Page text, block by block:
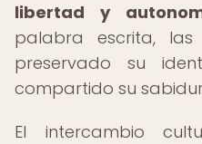
libertad y
palabra escrita,
preservado su
compartido su
El intercambio